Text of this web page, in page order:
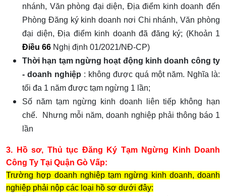
nhánh, Văn phòng đại diện, Địa điểm kinh doanh đến
Phòng Đăng ký kinh doanh nơi Chi nhánh, Văn phòng
đại diện, Địa điểm kinh doanh đã đăng ký; (Khoản 1
Điều 66 Nghị định 01/2021/NĐ-CP)
Thời hạn tạm ngừng hoạt động kinh doanh công ty
- doanh nghiệp : không được quá một năm. Nghĩa là:
tối đa 1 năm được tạm ngừng 1 lần;
Số năm tạm ngừng kinh doanh liên tiếp không hạn
chế. Nhưng mỗi năm, doanh nghiệp phải thông báo 1
lần
3. Hồ sơ, Thủ tục Đăng Ký Tạm Ngừng Kinh Doanh
Công Ty Tại Quận Gò Vấp:
Trường hợp doanh nghiệp tạm ngừng kinh doanh, doanh
nghiệp phải nộp các loại hồ sơ dưới đây: